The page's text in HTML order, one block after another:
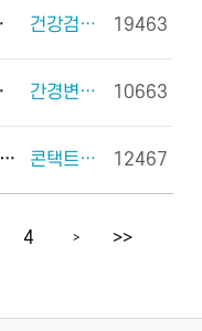
하세요! 건강검진(국가건강검진) 외 2건 19463
세요! 간경변증 외 3건 10663
콘택트렌즈, 올바른 사용이 눈 건강을 지킵니다! 콘택트렌즈 외 2건 12467
4 > >>